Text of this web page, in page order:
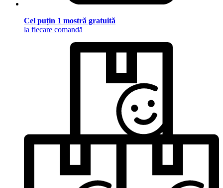
Cel puțin 1 mostră gratuită
la fiecare comandă